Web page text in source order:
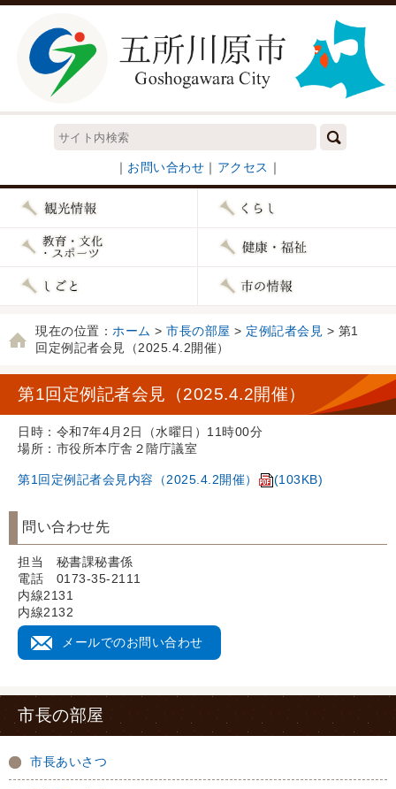
｜ お問い合わせ ｜ アクセス ｜
現在の位置： ホーム > 市長の部屋 > 定例記者会見 > 第1
回定例記者会見（2025.4.2開催）
第1回定例記者会見（2025.4.2開催）
日時：令和7年4月2日（水曜日）11時00分
場所：市役所本庁舎２階庁議室
第1回定例記者会見内容（2025.4.2開催） (103KB)
問い合わせ先
担当 秘書課秘書係
電話 0173-35-2111
内線2131
内線2132
メールでのお問い合わせ
市長の部屋
市長あいさつ